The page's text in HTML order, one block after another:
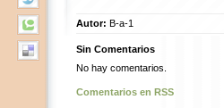
Autor: B-a-1
Sin Comentarios
No hay comentarios.
Comentarios en RSS